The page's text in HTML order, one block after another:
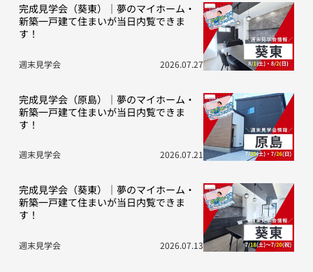
完成見学会（葵東）｜夢のマイホーム・
新築一戸建て住まいが当日内覧できま
す！
週末見学会 2026.07.27
完成見学会（原島）｜夢のマイホーム・
新築一戸建て住まいが当日内覧できま
す！
週末見学会 2026.07.21
完成見学会（葵東）｜夢のマイホーム・
新築一戸建て住まいが当日内覧できま
す！
週末見学会 2026.07.13